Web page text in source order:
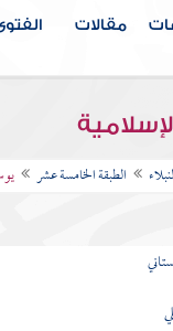
مقالات
الطبقة الخامسة عشر